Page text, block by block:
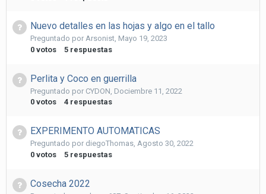
Nuevo detalles en las hojas y algo en el tallo
Preguntado por Arsonist, Mayo 19, 2023
0 votos 5 respuestas
Perlita y Coco en guerrilla
Preguntado por CYDON Dociembre 11, 2022
0 votos 4 respuestas
EXPERIMENTO AUTOMATICAS
Preguntado por diegoThomas, Agosto 30, 2022
0 votos 5 respuestas
Cosecha 2022